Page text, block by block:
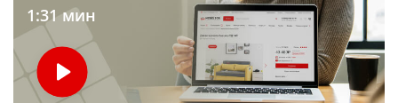
1:31 мин